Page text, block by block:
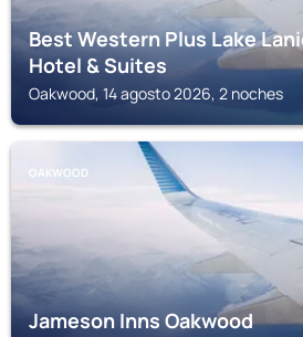
Best Western Plus Lake
Hotel & Suites
Oakwood, 14 agosto 2026, 2 noches
OAKWOOD
Jameson Inns Oakwood